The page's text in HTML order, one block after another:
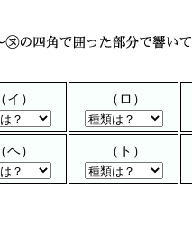
（イ） （ロ）
（ヘ） （ト）